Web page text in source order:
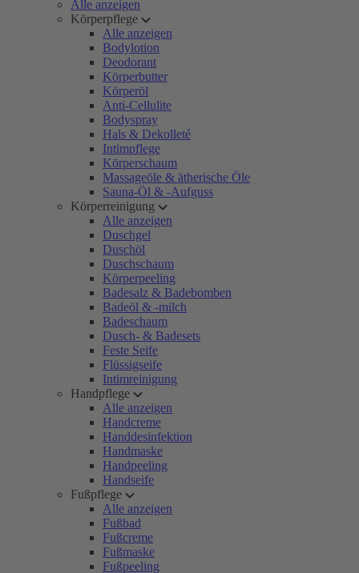
Alle anzeigen
Körperpflege
Alle anzeigen
Bodylotion
Deodorant
Körperbutter
Körperöl
Anti-Cellulite
Bodyspray
Hals & Dekolleté
Intimpflege
Körperschaum
Massageöle & ätherische Öle
Sauna-Öl & -Aufguss
Körperreinigung
Alle anzeigen
Duschgel
Duschöl
Duschschaum
Körperpeeling
Badesalz & Badebomben
Badeöl & -milch
Badeschaum
Dusch- & Badesets
Feste Seife
Flüssigseife
Intimreinigung
Handpflege
Alle anzeigen
Handcreme
Handdesinfektion
Handmaske
Handpeeling
Handseife
Fußpflege
Alle anzeigen
Fußbad
Fußcreme
Fußmaske
Fußpeeling